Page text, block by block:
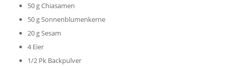
50 g Chiasamen
50 g Sonnenblumenkerne
20 g Sesam
4 Eier
1/2 Pk Backpulver